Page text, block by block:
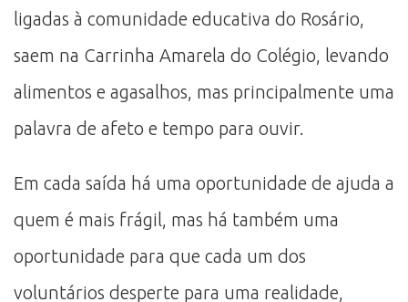
ligadas à comunidade educativa do Rosário,
saem na Carrinha Amarela do Colégio, levando
alimentos e agasalhos, mas principalmente uma
palavra de afeto e tempo para ouvir.
Em cada saída há uma oportunidade de ajuda a
quem é mais frágil, mas há também uma
oportunidade para que cada um dos
voluntários desperte para uma realidade,